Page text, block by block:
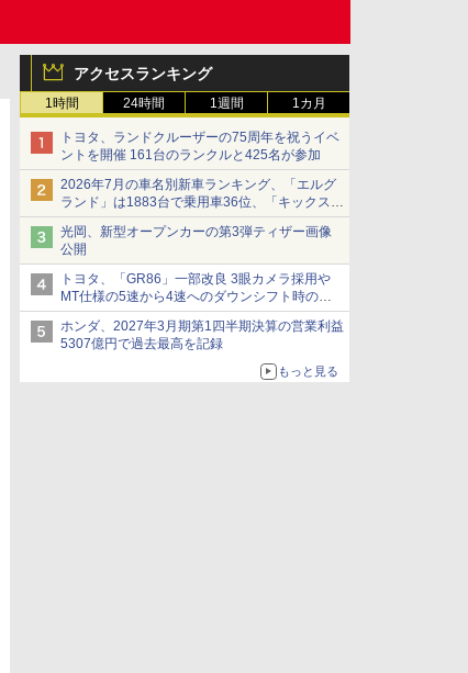
アクセスランキング
1時間 24時間 1週間 1カ月
トヨタ、ランドクルーザーの75周年を祝うイベ
ントを開催 161台のランクルと425名が参加
2026年7月の車名別新車ランキング、「エルグ
ランド」は1883台で乗用車36位、「キックス」
は2591台で27位に
光岡、新型オープンカーの第3弾ティザー画像
公開
トヨタ、「GR86」一部改良 3眼カメラ採用や
MT仕様の5速から4速へのダウンシフト時の操
作性向上など
ホンダ、2027年3月期第1四半期決算の営業利益
5307億円で過去最高を記録
もっと見る